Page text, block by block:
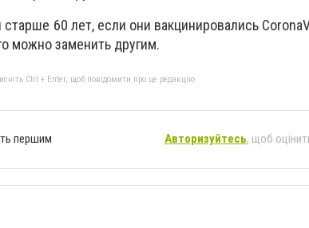
60 лет, если они вакцинировались
можно заменить другим.
Ctrl + Enter, щоб повідомити про це редакцію
першим Авторизуйтесь, щоб